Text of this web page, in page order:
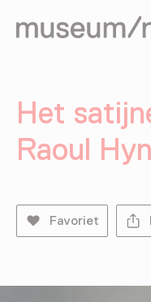
Het
Raoul
Favoriet